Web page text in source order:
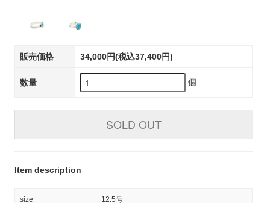
販売価格 34,000円(税込37,400円)
数量 個
SOLD OUT
Item description
size 12.5号